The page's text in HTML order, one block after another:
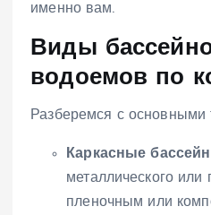
именно вам.
Виды
водоемов по
Разберемся с основными
Каркасные
металлического или
пленочным или